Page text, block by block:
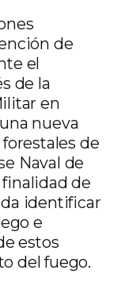
de
el
de la
en
nueva
de
Naval de
de
identificar
e
estos
del fuego.